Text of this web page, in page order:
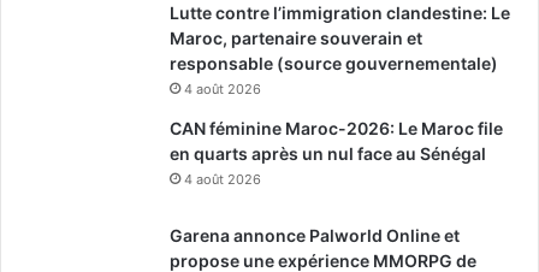
Lutte contre l’immigration clandestine: Le
Maroc, partenaire souverain et
responsable (source gouvernementale)
4 août 2026
CAN féminine Maroc-2026: Le Maroc file
en quarts après un nul face au Sénégal
4 août 2026
Garena annonce Palworld Online et
propose une expérience MMORPG de